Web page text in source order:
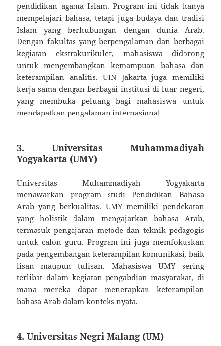
pendidikan agama Islam. Program ini tidak hanya
mempelajari bahasa, tetapi juga budaya dan tradisi
Islam yang berhubungan dengan dunia Arab.
Dengan fakultas yang berpengalaman dan berbagai
kegiatan ekstrakurikuler, mahasiswa didorong
untuk mengembangkan kemampuan bahasa dan
keterampilan analitis. UIN Jakarta juga memiliki
kerja sama dengan berbagai institusi di luar negeri,
yang membuka peluang bagi mahasiswa untuk
mendapatkan pengalaman internasional.
3. Universitas Muhammadiyah
Yogyakarta (UMY)
Universitas Muhammadiyah Yogyakarta
menawarkan program studi Pendidikan Bahasa
Arab yang berkualitas. UMY memiliki pendekatan
yang holistik dalam mengajarkan bahasa Arab,
termasuk pengajaran metode dan teknik pedagogis
untuk calon guru. Program ini juga memfokuskan
pada pengembangan keterampilan komunikasi, baik
lisan maupun tulisan. Mahasiswa UMY sering
terlibat dalam kegiatan pengabdian masyarakat, di
mana mereka dapat menerapkan keterampilan
bahasa Arab dalam konteks nyata.
4. Universitas Negri Malang (UM)